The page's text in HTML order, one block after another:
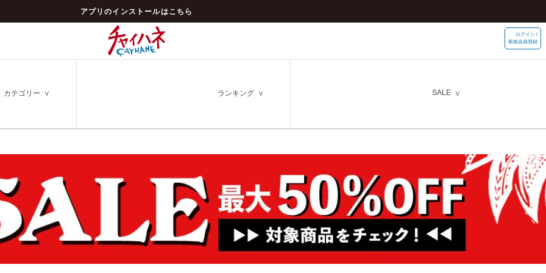
アプリのインストールはこちら
ログイン /
新規会員登録
カテゴリー ランキング SALE